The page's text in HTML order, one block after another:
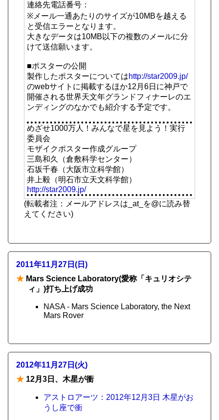
連絡先電話番号：
※メール一通あたりのサイズが10MBを越える
と受信エラーとなります。
大きなデータは10MB以下の複数のメールに分
けて送信願います。
■ポスターの公開
製作したポスターについてはhttp://star2009.jp/
のwebサイトに掲載するほか12月6日に神戸で
開催される世界天文年グランドフィナーレのエ
ンディングのなかでも紹介する予定です。
めざせ1000万人！みんなで星を見よう！実行
委員会
モザイクポスター作成グループ
三島和久（倉敷科学センター）
石坂千春（大阪市立科学館）
井上毅（明石市立天文科学館）
http://star2009.jp/
(転載者注：メールアドレスは_at_を@に読み替
えてください)
2011年11月27日(日)
★ Mars Science Laboratory(愛称「キュリオシテ
ィ」)打ち上げ成功
NASA - Mars Science Laboratory, the Next
Mars Rover
2012年11月27日(火)
★ 12月3日、木星が衝
アストロアーツ：2012年12月3日 木星がお
うし座で衝